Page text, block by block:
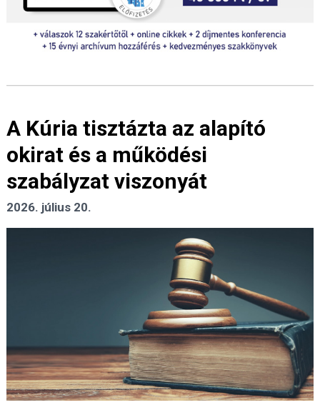
A Kúria tisztázta az alapító
okirat és a működési
szabályzat viszonyát
2026. július 20.